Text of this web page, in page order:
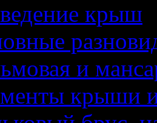
крыш
и
крыши